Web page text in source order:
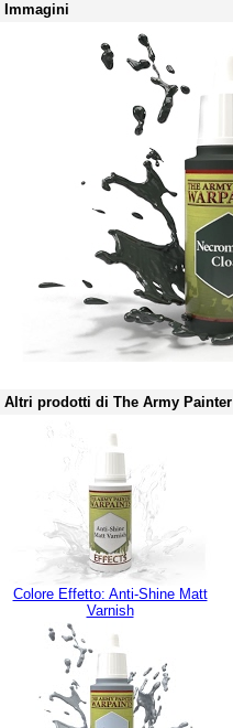
Immagini
Altri prodotti di The Army Painter
Colore Effetto: Anti-Shine Matt
Varnish